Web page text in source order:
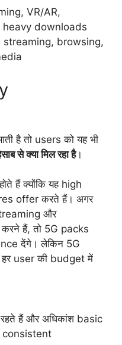
VR/AR,
heavy downloads
browsing,
है तो users को यह भी
से क्या मिल रहा है।
हैं क्योंकि यह high
offer करते हैं। अगर
और
हैं, तो 5G packs
देंगे। लेकिन 5G
हर user की budget में
हैं और अधिकांश basic
consistent